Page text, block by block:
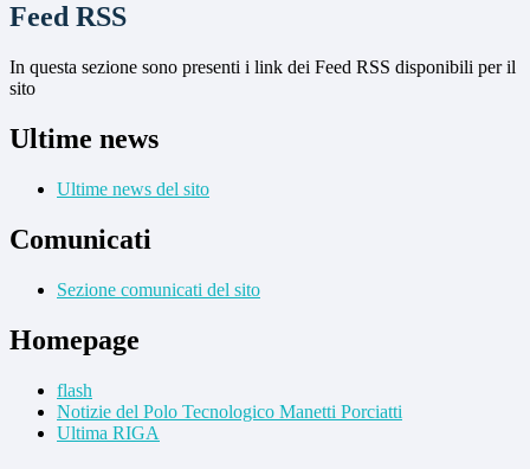
Feed RSS
In questa sezione sono presenti i link dei Feed RSS disponibili per il
sito
Ultime news
Ultime news del sito
Comunicati
Sezione comunicati del sito
Homepage
flash
Notizie del Polo Tecnologico Manetti Porciatti
Ultima RIGA